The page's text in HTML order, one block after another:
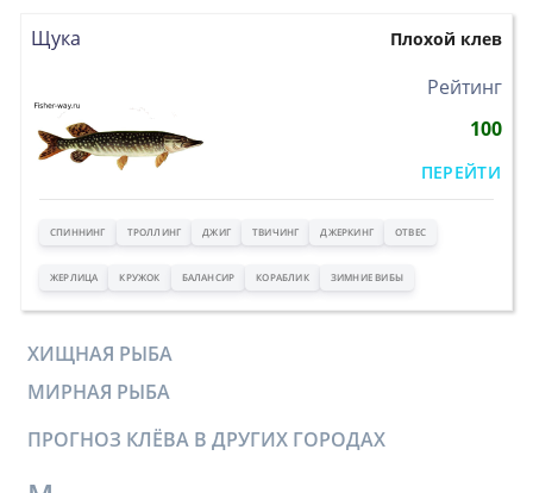
Щука Плохой клев
Рейтинг
100
ПЕРЕЙТИ
СПИННИНГ ТРОЛЛИНГ ДЖИГ ТВИЧИНГ ДЖЕРКИНГ ОТВЕС
ЖЕРЛИЦА КРУЖОК БАЛАНСИР КОРАБЛИК ЗИМНИЕ ВИБЫ
ХИЩНАЯ РЫБА
МИРНАЯ РЫБА
ПРОГНОЗ КЛЁВА В ДРУГИХ ГОРОДАХ